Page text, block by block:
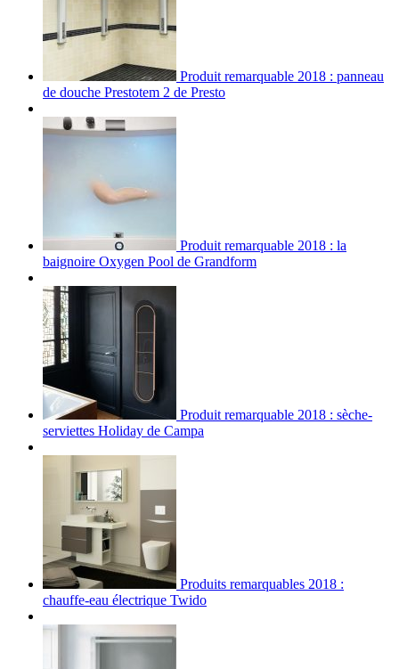
Produit remarquable 2018 : panneau
de douche Prestotem 2 de Presto
Produit remarquable 2018 : la
baignoire Oxygen Pool de Grandform
Produit remarquable 2018 : sèche-
serviettes Holiday de Campa
Produits remarquables 2018 :
chauffe-eau électrique Twido